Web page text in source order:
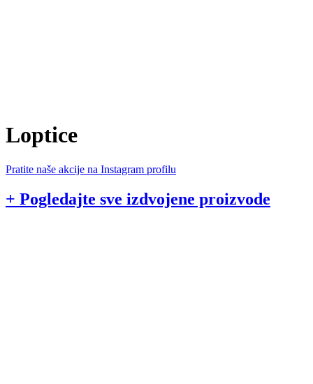
Loptice
Pratite naše akcije na Instagram profilu
+ Pogledajte sve izdvojene proizvode